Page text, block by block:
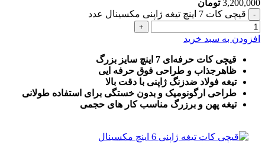
3,200,000 تومان
قیچی کات 7 اینچ تیغه ژاپنی مکسینال عدد
افزودن به سبد خرید
قیچی کات حرفه‌ای 7 اینچ سایز بزرگ
ظاهرجذاب و طراحی فوق حرفه ایی
تیغه فولاد ضدزنگ ژاپنی با دقت بالا
طراحی ارگونومیک و بدون خستگی برای استفاده طولانی
تیغه پهن و برزرگ مناسب کار های حجمی